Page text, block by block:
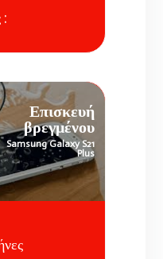
:
Επισκευή
βρεγμένου
Samsung Galaxy S21
Plus